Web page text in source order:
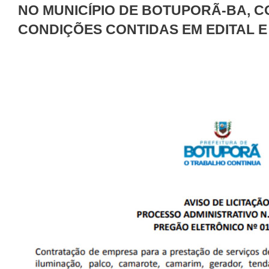
NO MUNICÍPIO DE BOTUPORÃ-BA,
CONDIÇÕES CONTIDAS EM EDITAL